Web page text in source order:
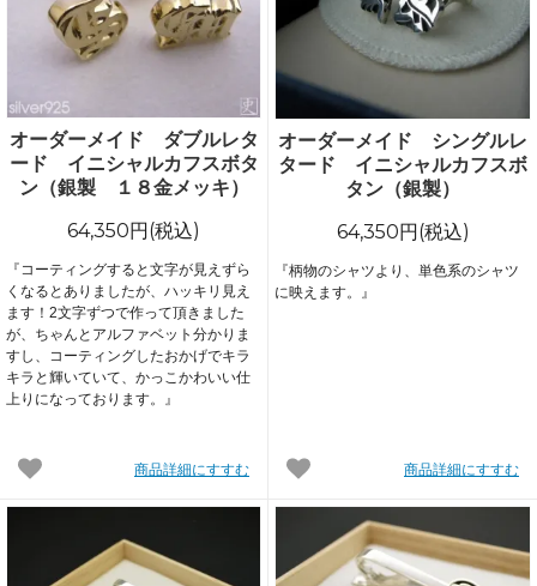
オーダーメイド ダブルレタ
ード イニシャルカフスボタ
ン（銀製 １８金メッキ）
64,350円(税込)
『コーティングすると文字が見えずら
くなるとありましたが、ハッキリ見え
ます！2文字ずつで作って頂きました
が、ちゃんとアルファベット分かりま
すし、コーティングしたおかげでキラ
キラと輝いていて、かっこかわいい仕
上りになっております。』
商品詳細にすすむ
オーダーメイド シングルレ
タード イニシャルカフスボ
タン（銀製）
64,350円(税込)
『柄物のシャツより、単色系のシャツ
に映えます。』
商品詳細にすすむ